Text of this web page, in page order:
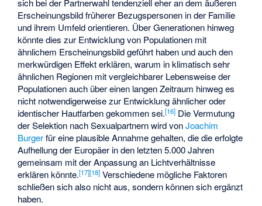
sich bei der Partnerwahl tendenziell eher an dem äußeren
Erscheinungsbild früherer Bezugspersonen in der Familie
und ihrem Umfeld orientieren. Über Generationen hinweg
könnte dies zur Entwicklung von Populationen mit
ähnlichem Erscheinungsbild geführt haben und auch den
merkwürdigen Effekt erklären, warum in klimatisch sehr
ähnlichen Regionen mit vergleichbarer Lebensweise der
Populationen auch über einen langen Zeitraum hinweg es
nicht notwendigerweise zur Entwicklung ähnlicher oder
identischer Hautfarben gekommen sei.[16] Die Vermutung
der Selektion nach Sexualpartnern wird vonJoachim
Burgerfür eine plausible Annahme gehalten, die die erfolgte
Aufhellung der Europäer in den letzten 5.000 Jahren
gemeinsam mit der Anpassung an Lichtverhältnisse
erklären könnte.[17][18] Verschiedene mögliche Faktoren
schließen sich also nicht aus, sondern können sich ergänzt
haben.